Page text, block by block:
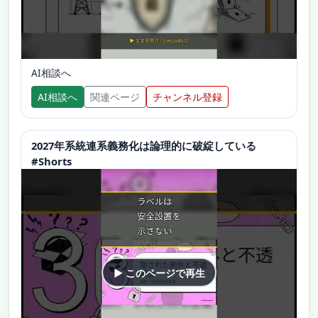
AI相談へ
AI相談へ
関連ページ チャンネル登録
2027年系統連系義務化は論理的に破綻している
#Shorts
▶ このページで再生